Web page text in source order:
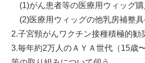
(1)がん患者等の医療用ウィッグ
(2)医療用ウィッグの他乳房補整
2.子宮頸がんワクチン接種積極的勧
3.毎年約2万人のＡＹＡ世代（15歳